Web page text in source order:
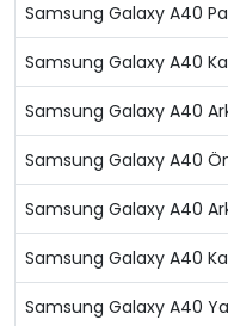
Samsung Galaxy A40
Samsung Galaxy A40
Samsung Galaxy A40
Samsung Galaxy A40
Samsung Galaxy A40
Samsung Galaxy A40
Samsung Galaxy A40